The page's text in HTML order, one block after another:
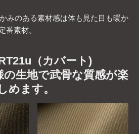
みのある素材感は体も見た目も暖か
番素材。
（カバート)
生地で武骨な質感が楽
めます。